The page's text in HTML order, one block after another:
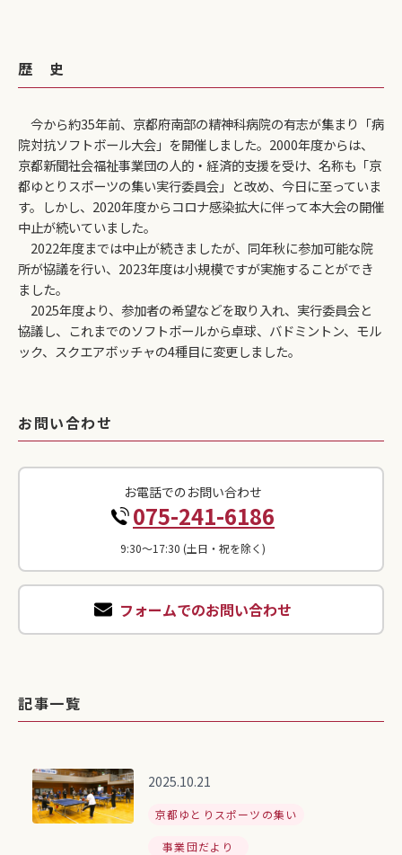
歴 史
今から約35年前、京都府南部の精神科病院の有志が集まり「病
院対抗ソフトボール大会」を開催しました。2000年度からは、
京都新聞社会福祉事業団の人的・経済的支援を受け、名称も「京
都ゆとりスポーツの集い実行委員会」と改め、今日に至っていま
す。しかし、2020年度からコロナ感染拡大に伴って本大会の開催
中止が続いていました。
2022年度までは中止が続きましたが、同年秋に参加可能な院
所が協議を行い、2023年度は小規模ですが実施することができ
ました。
2025年度より、参加者の希望などを取り入れ、実行委員会と
協議し、これまでのソフトボールから卓球、バドミントン、モル
ック、スクエアボッチャの4種目に変更しました。
お問い合わせ
お電話でのお問い合わせ
075-241-6186
9:30〜17:30 (土日・祝を除く)
フォームでのお問い合わせ
記事一覧
2025.10.21
京都ゆとりスポーツの集い
事業団だより